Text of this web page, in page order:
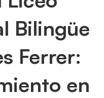
Bilingüe
Ferrer:
en